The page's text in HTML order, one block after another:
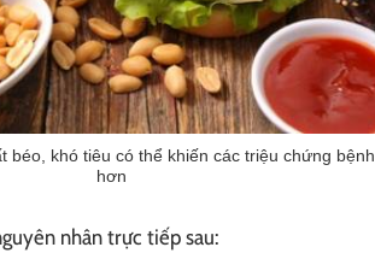
béo, khó tiêu có thể khiến các triệu chứng
hơn
nhân trực tiếp sau: